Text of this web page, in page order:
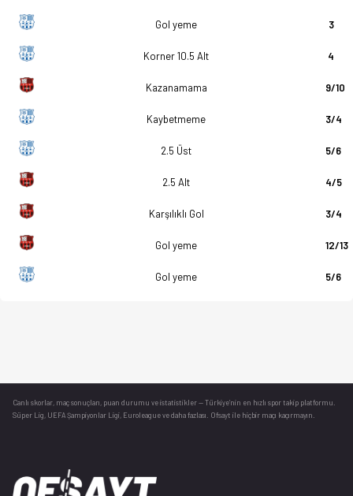
Gol yeme 3
Korner 10.5 Alt 4
Kazanamama 9/10
Kaybetmeme 3/4
2.5 Üst 5/6
2.5 Alt 4/5
Karşılıklı Gol 3/4
Gol yeme 12/13
Gol yeme 5/6
Canlı skorlar , maç sonuçları, puan durumu ve istatistikler — Türkiye’nin en hızlı spor takip platformu.
Süper Lig, UEFA Şampiyonlar Ligi, Euroleague ve daha fazlası. Ofsayt ile hiçbir maçı kaçırmayın.